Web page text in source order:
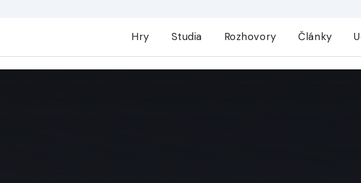
Hry Studia Rozhovory Články